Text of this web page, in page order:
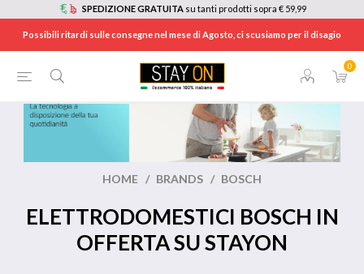
SPEDIZIONE GRATUITA su tanti prodotti sopra € 59,99
Possibili ritardi sulle consegne nel mese di Agosto, ci scusiamo per il disagio
0
HOME / BRANDS / BOSCH
ELETTRODOMESTICI BOSCH IN
OFFERTA SU STAYON